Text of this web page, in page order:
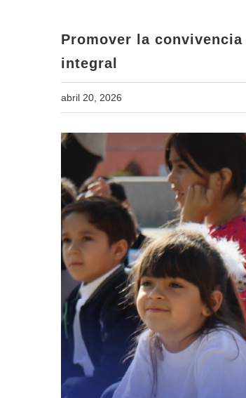
Promover la
integral
abril 20, 2026
View
Image